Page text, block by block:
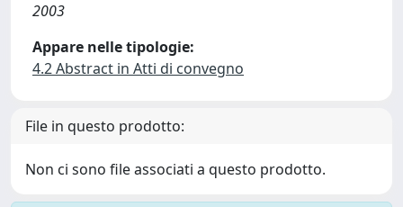
2003
Appare nelle tipologie:
4.2 Abstract in Atti di convegno
File in questo prodotto:
Non ci sono file associati a questo prodotto.